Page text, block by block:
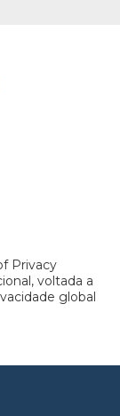
Privacy
voltada a
global